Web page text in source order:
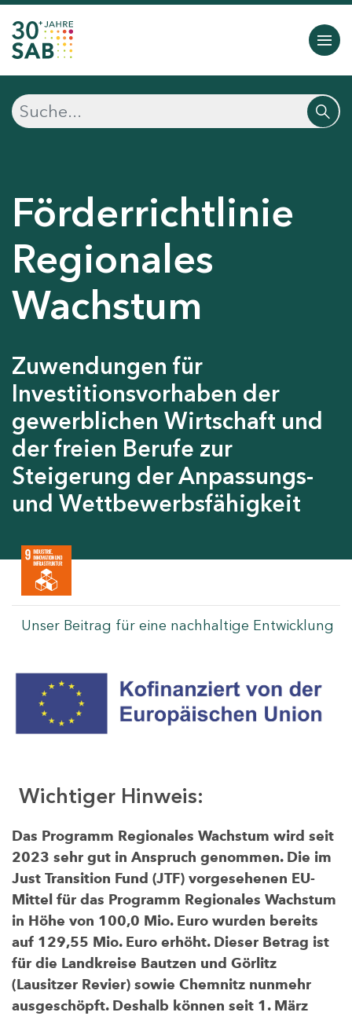
Förderrichtlinie
Regionales
Wachstum
Zuwendungen für
Investitionsvorhaben der
gewerblichen Wirtschaft und
der freien Berufe zur
Steigerung der Anpassungs-
und Wettbewerbsfähigkeit
Unser Beitrag für eine nachhaltige Entwicklung
Wichtiger Hinweis:
Das Programm Regionales Wachstum wird seit
2023 sehr gut in Anspruch genommen. Die im
Just Transition Fund (JTF) vorgesehenen EU-
Mittel für das Programm Regionales Wachstum
in Höhe von 100,0 Mio. Euro wurden bereits
auf 129,55 Mio. Euro erhöht. Dieser Betrag ist
für die Landkreise Bautzen und Görlitz
(Lausitzer Revier) sowie Chemnitz nunmehr
ausgeschöpft. Deshalb können seit 1. März